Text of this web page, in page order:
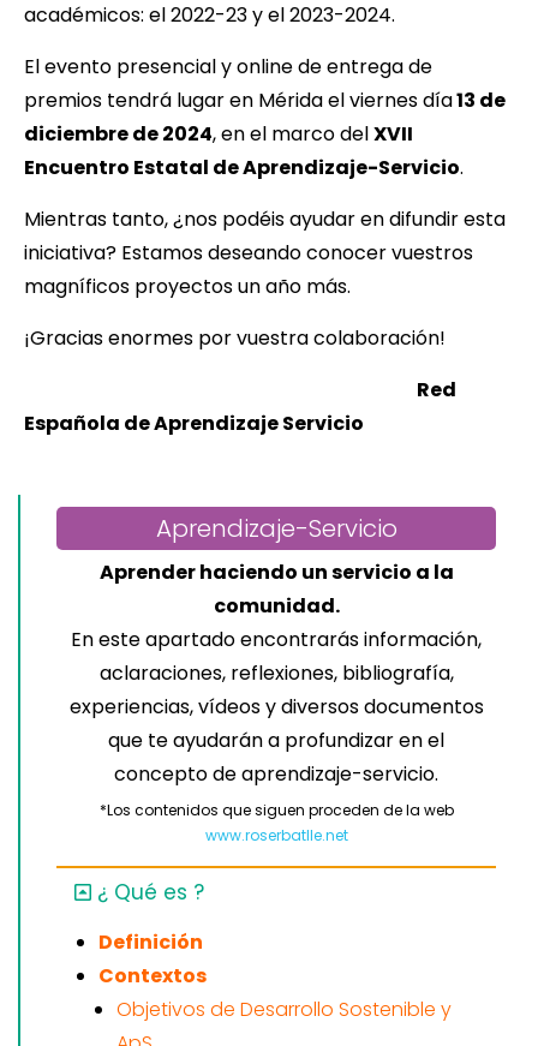
académicos: el 2022-23 y el 2023-2024.
El evento presencial y online de entrega de
premios tendrá lugar en Mérida el viernes día13 de
diciembre de 2024, en el marco delXVII
Encuentro Estatal de Aprendizaje-Servicio.
Mientras tanto, ¿nos podéis ayudar en difundir esta
iniciativa? Estamos deseando conocer vuestros
magníficos proyectos un año más.
¡Gracias enormes por vuestra colaboración!
Red
Española de Aprendizaje Servicio
Aprendizaje-Servicio
Aprender haciendo un servicio a la
comunidad.
En este apartado encontrarás información,
aclaraciones, reflexiones, bibliografía,
experiencias, vídeos y diversos documentos
que te ayudarán a profundizar en el
concepto de aprendizaje-servicio.
*Los contenidos que siguen proceden de la web
www.roserbatlle.net
¿ Qué es ?
Definición
Contextos
Objetivos de Desarrollo Sostenible y